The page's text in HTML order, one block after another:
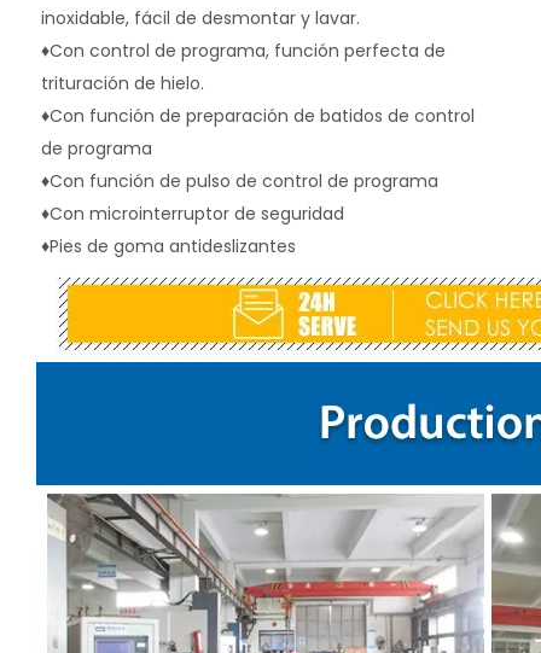
inoxidable, fácil de desmontar y lavar.
♦Con control de programa, función perfecta de
trituración de hielo.
♦Con función de preparación de batidos de control
de programa
♦Con función de pulso de control de programa
♦Con microinterruptor de seguridad
♦Pies de goma antideslizantes